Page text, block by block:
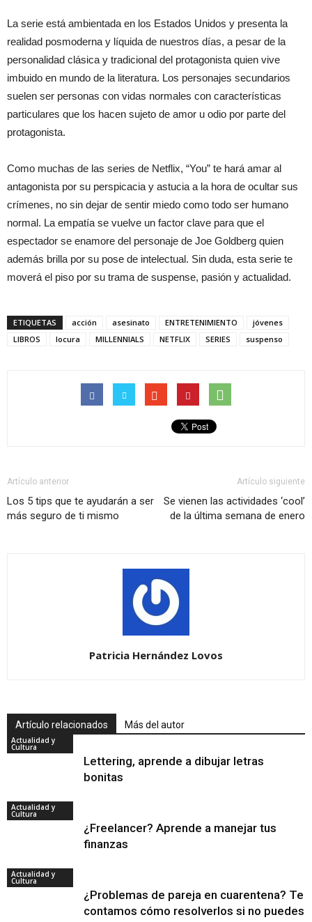
La serie está ambientada en los Estados Unidos y presenta la
realidad posmoderna y líquida de nuestros días, a pesar de la
personalidad clásica y tradicional del protagonista quien vive
imbuido en mundo de la literatura. Los personajes secundarios
suelen ser personas con vidas normales con características
particulares que los hacen sujeto de amor u odio por parte del
protagonista.
Como muchas de las series de Netflix, “You” te hará amar al
antagonista por su perspicacia y astucia a la hora de ocultar sus
crímenes, no sin dejar de sentir miedo como todo ser humano
normal. La empatía se vuelve un factor clave para que el
espectador se enamore del personaje de Joe Goldberg quien
además brilla por su pose de intelectual. Sin duda, esta serie te
moverá el piso por su trama de suspense, pasión y actualidad.
ETIQUETAS acción asesinato ENTRETENIMIENTO
jóvenes
LIBROS
locura MILLENNIALS NETFLIX SERIES suspenso
Artículo anterior
Los 5 tips que te ayudarán a ser
más seguro de ti mismo
Artículo siguiente
Se vienen las actividades ‘cool’
de la última semana de enero
Patricia Hernández Lovos
Artículo relacionados Más del autor
Actualidad y
Cultura
Lettering, aprende a dibujar letras
bonitas
Actualidad y
Cultura
¿Freelancer? Aprende a manejar tus
finanzas
Actualidad y
Cultura
¿Problemas de pareja en cuarentena? Te
contamos cómo resolverlos si no puedes